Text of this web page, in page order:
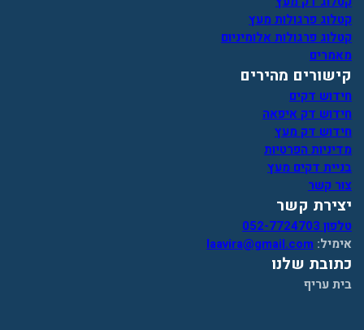
קטלוג פרגולות מעץ
קטלוג פרגולות אלומיניום
מאמרים
קישורים מהירים
חידוש דקים
חידוש דק איפאה
חידוש דק מעץ
מדיניות הפרטיות
בניית דקים מעץ
צור קשר
יצירת קשר
טלפון 052-7724703
אימיל: laavira@gmail.com
כתובת שלנו
בית עריף